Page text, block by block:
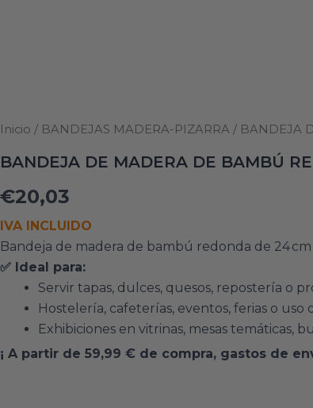
Inicio / BANDEJAS MADERA-PIZARRA / BANDEJA
BANDEJA DE MADERA DE BAMBÚ
€20,03
IVA INCLUIDO
Bandeja de madera de bambú redonda de 24
✅ Ideal para:
Servir tapas, dulces, quesos, repostería o
Hostelería, cafeterías, eventos, ferias o uso
Exhibiciones en vitrinas, mesas temáticas,
¡ A partir de 59,99 € de compra, gastos de